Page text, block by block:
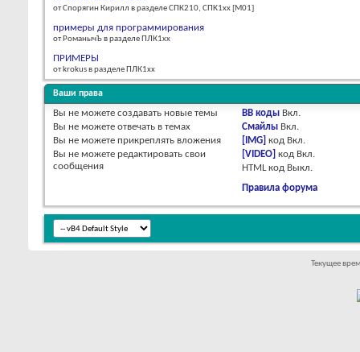
от Спорягин Кирилл в разделе СПК210, СПК1xx [М01]
примеры для программирования
от РоманычЪ в разделе ПЛК1хх
ПРИМЕРЫ
от krokus в разделе ПЛК1хх
Ваши права
Вы не можете создавать новые темы
Вы не можете отвечать в темах
Вы не можете прикреплять вложения
Вы не можете редактировать свои
сообщения
BB коды Вкл.
Смайлы Вкл.
[IMG] код Вкл.
[VIDEO] код Вкл.
HTML код Выкл.
Правила форума
Текущее